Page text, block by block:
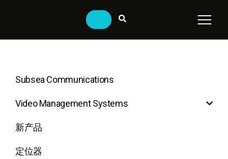
Subsea Communications
Video Management Systems
新产品
定位器